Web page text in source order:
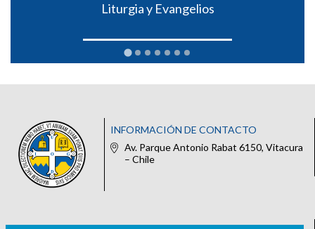
Liturgia y Evangelios
INFORMACIÓN DE CONTACTO
Av. Parque Antonio Rabat 6150, Vitacura
– Chile